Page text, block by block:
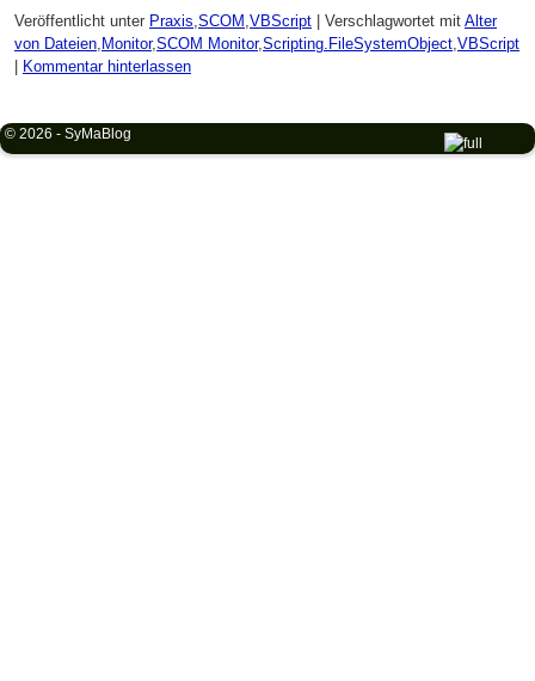
Veröffentlicht unter Praxis SCOM VBScript Verschlagwortet mit Alter
von Dateien Monitor,SCOM Monitor,Scripting.FileSystemObject VBScript
Kommentar hinterlassen
© 2026 - SyMaBlog